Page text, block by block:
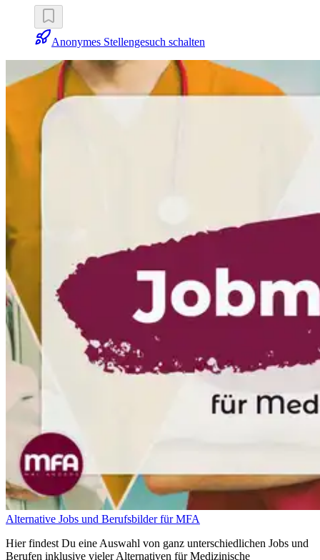
Anonymes Stellengesuch schalten
Alternative Jobs und Berufsbilder für MFA
Hier findest Du eine Auswahl von ganz unterschiedlichen Jobs und
Berufen inklusive vieler Alternativen für Medizinische